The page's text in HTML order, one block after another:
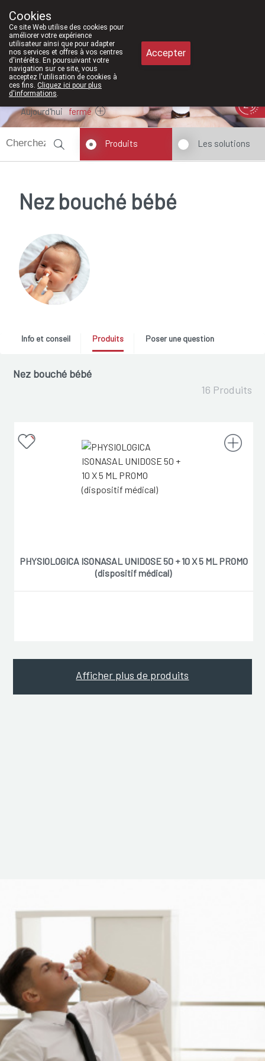
Aujourd'hui fermé
Produits Les solutions
Nez bouché bébé
Info et conseil Produits Poser une question
Nez bouché bébé
16 Produits
PHYSIOLOGICA ISONASAL UNIDOSE 50 + 10 X 5 ML PROMO
(dispositif médical)
Afficher plus de produits
Cookies
Ce site Web utilise des cookies pour
améliorer votre expérience
utilisateur ainsi que pour adapter
nos services et offres à vos centres
d'intérêts. En poursuivant votre
navigation sur ce site, vous
acceptez l'utilisation de cookies à
ces fins. Cliquez ici pour plus
d'informations.
Accepter